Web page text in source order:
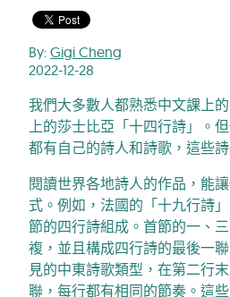
By: Gigi Cheng
2022-12-28
我們大多數人都熟悉中文課上
上的莎士比亞「十四行詩」。
都有自己的詩人和詩歌，這些
閱讀世界各地詩人的作品，能
式。例如，法國的「十九行詩
節的四行詩組成。首節的一、
複，並且構成四行詩的最後一
見的中東詩歌類型，在第二行
聯，每行都有相同的節奏。這